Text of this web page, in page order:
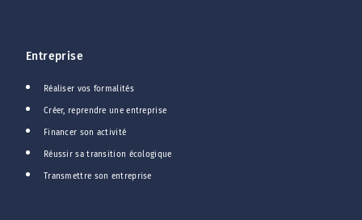
Entreprise
Réaliser vos formalités
Créer, reprendre une entreprise
Financer son activité
Réussir sa transition écologique
Transmettre son entreprise